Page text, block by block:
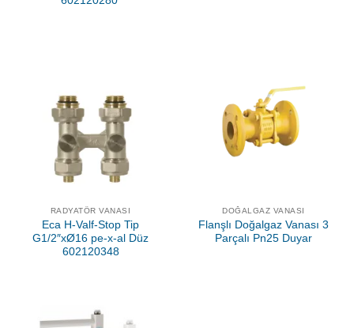
RADYATÖR VANASI
Eca H-Valf-Stop Tip
G1/2″xØ16 pe-x-al Düz
602120348
DOĞALGAZ VANASI
Flanşlı Doğalgaz Vanası 3
Parçalı Pn25 Duyar